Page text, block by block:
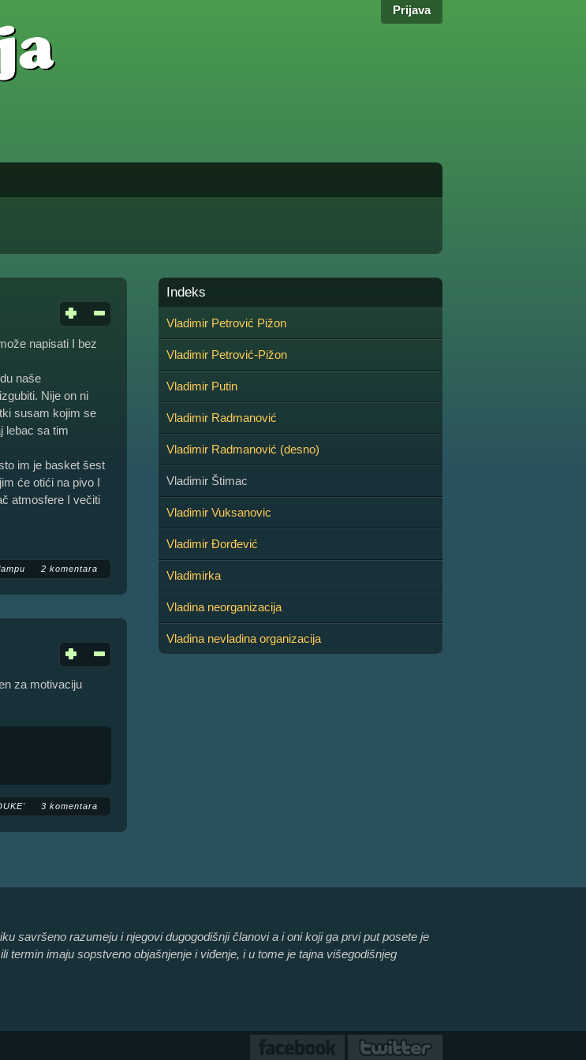
Prijava
napisati I bez
naše
Nije on ni
susam kojim se
lebac sa tim
im je basket šest
će otići na pivo I
atmosfere I večiti
2 komentara
za motivaciju
3 komentara
Indeks
Vladimir Petrović Pižon
Vladimir Petrović-Pižon
Vladimir Putin
Vladimir Radmanović
Vladimir Radmanović (desno)
Vladimir Štimac
Vladimir Vuksanovic
Vladimir Đorđević
Vladimirka
Vladina neorganizacija
Vladina nevladina organizacija
savršeno razumeju i njegovi dugogodišnji članovi a i oni koji ga prvi put posete je
imaju sopstveno objašnjenje i viđenje, i u tome je tajna višegodišnjeg